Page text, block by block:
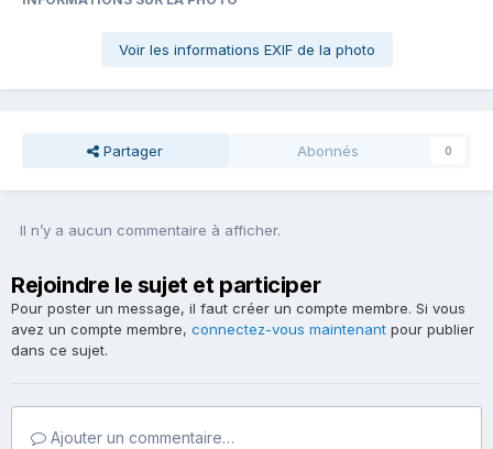
Voir les informations EXIF de la photo
Partager Abonnés 0
Il n’y a aucun commentaire à afficher.
Rejoindre le sujet et participer
Pour poster un message, il faut créer un compte membre. Si vous
avez un compte membre, connectez-vous maintenant pour publier
dans ce sujet.
Ajouter un commentaire…